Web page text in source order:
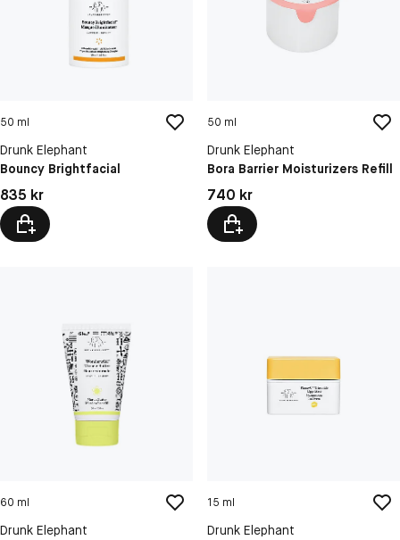
50 ml
Drunk Elephant
Bouncy Brightfacial
Pris: 835 kr
835 kr
50 ml
Drunk Elephant
Bora Barrier Moisturizers Refill
Pris: 740 kr
740 kr
60 ml
Drunk Elephant
15 ml
Drunk Elephant